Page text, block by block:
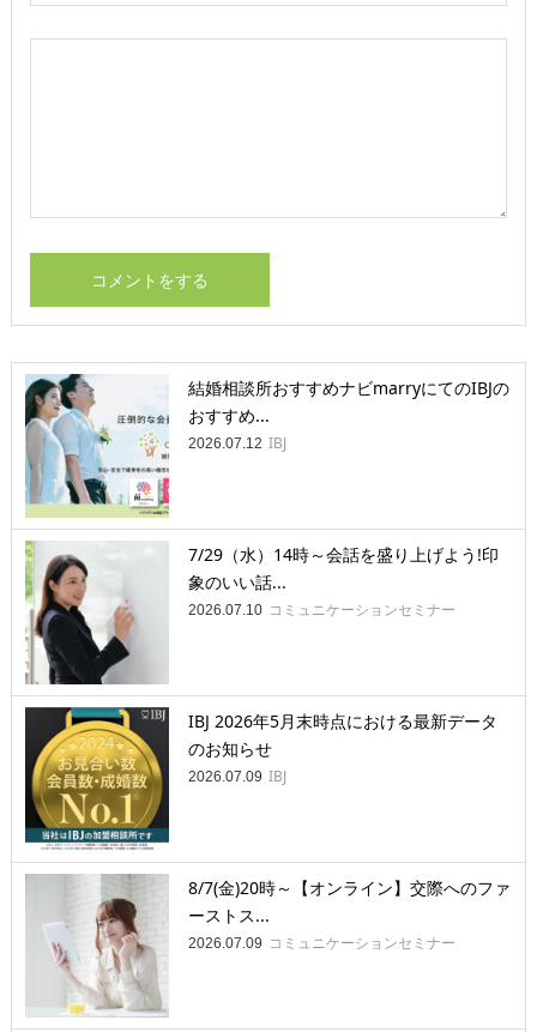
結婚相談所おすすめナビmarryにてのIBJの
おすすめ...
2026.07.12 IBJ
7/29（水）14時～会話を盛り上げよう!印
象のいい話...
2026.07.10 コミュニケーションセミナー
IBJ 2026年5月末時点における最新データ
のお知らせ
2026.07.09 IBJ
8/7(金)20時～【オンライン】交際へのファ
ーストス...
2026.07.09 コミュニケーションセミナー